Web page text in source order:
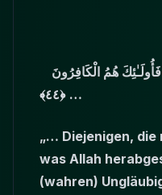
هُمُ الْكَافِرُونَ
﴿٤٤﴾ …
„… Diejenigen,
was Allah
(wahren)